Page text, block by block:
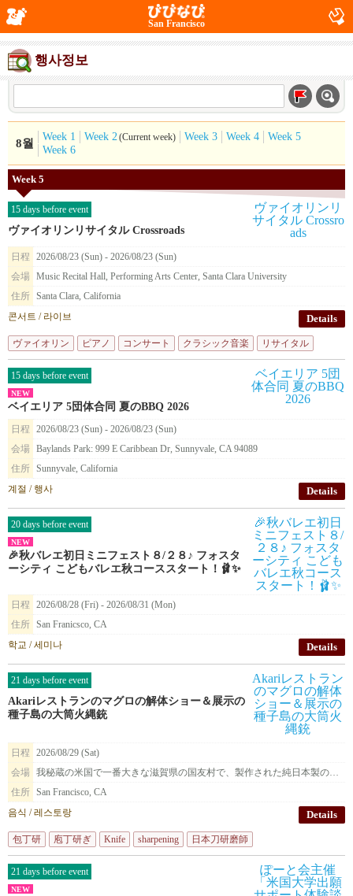
San Francisco
행사정보
8월
Week 1 Week 2(Current week) Week 3 Week 4
Week 5
Week 6
Week 5
15 days before event
ヴァイオリンリサイタル Crossroads
日程
2026/08/23 (Sun) - 2026/08/23 (Sun)
会場 Music Recital Hall, Performing Arts Center, Santa Clara University
住所 Santa Clara, California
콘서트 / 라이브
Details
ヴァイオリン ピアノ コンサート クラシック音楽 リサイタル
15 days before event
NEW
ベイエリア 5団体合同 夏のBBQ 2026
日程
2026/08/23 (Sun) - 2026/08/23 (Sun)
会場 Baylands Park: 999 E Caribbean Dr, Sunnyvale, CA 94089
住所 Sunnyvale, California
계절 / 행사
Details
20 days before event
NEW
🎉秋バレエ初日ミニフェスト８/２８♪ フォスタ
ーシティ こどもバレエ秋コーススタート！🩰✨
日程
2026/08/28 (Fri) - 2026/08/31 (Mon)
住所 San Franicsco, CA
학교 / 세미나
Details
21 days before event
Akariレストランのマグロの解体ショー＆展示の
種子島の大筒火縄銃
日程
2026/08/29 (Sat)
会場
我秘蔵の米国で一番大きな滋賀県の国友村で、製作された純日本製の種子島火縄銃を展示致します。
住所 San Francisco, CA
음식 / 레스토랑
Details
包丁研 庖丁研ぎ Knife sharpening 日本刀研磨師
21 days before event
NEW